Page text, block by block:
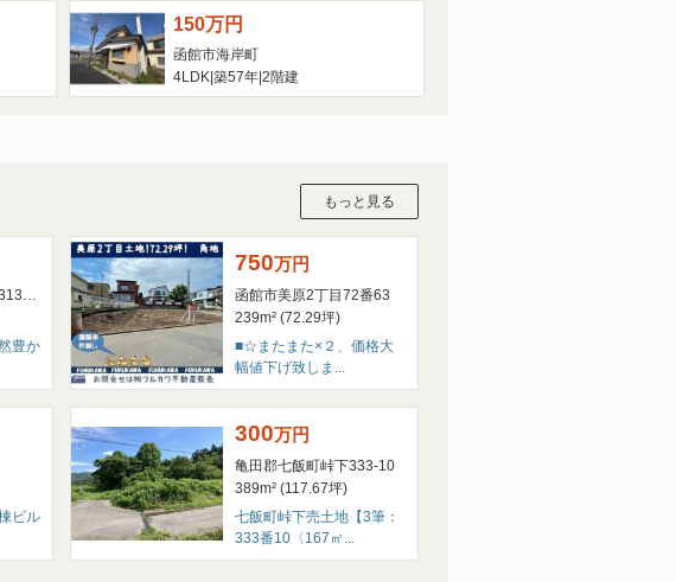
150万円
函館市海岸町
4LDK 築57年 2階建
もっと見る
亀田郡七飯町上藤城313-139
豊か
750万円
函館市美原2丁目72番63
239m² (72.29坪)
■☆またまた×２、価格大
幅値下げ致しま...
ビル
300万円
亀田郡七飯町峠下333-10
389m² (117.67坪)
七飯町峠下売土地【3筆：
333番10〈167㎡...